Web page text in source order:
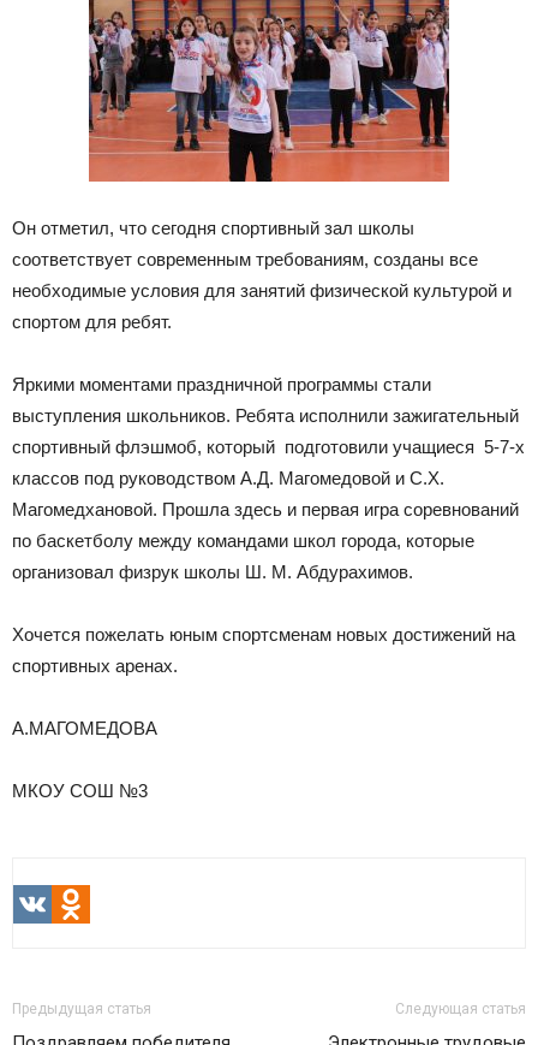
Он отметил, что сегодня спортивный зал школы
соответствует современным требованиям, созданы все
необходимые условия для занятий физической культурой и
спортом для ребят.
Яркими моментами праздничной программы стали
выступления школьников. Ребята исполнили зажигательный
спортивный флэшмоб, который подготовили учащиеся 5-7-х
классов под руководством А.Д. Магомедовой и С.Х.
Магомедхановой. Прошла здесь и первая игра соревнований
по баскетболу между командами школ города, которые
организовал физрук школы Ш. М. Абдурахимов.
Хочется пожелать юным спортсменам новых достижений на
спортивных аренах.
А.МАГОМЕДОВА
МКОУ СОШ №3
Предыдущая статья Следующая статья